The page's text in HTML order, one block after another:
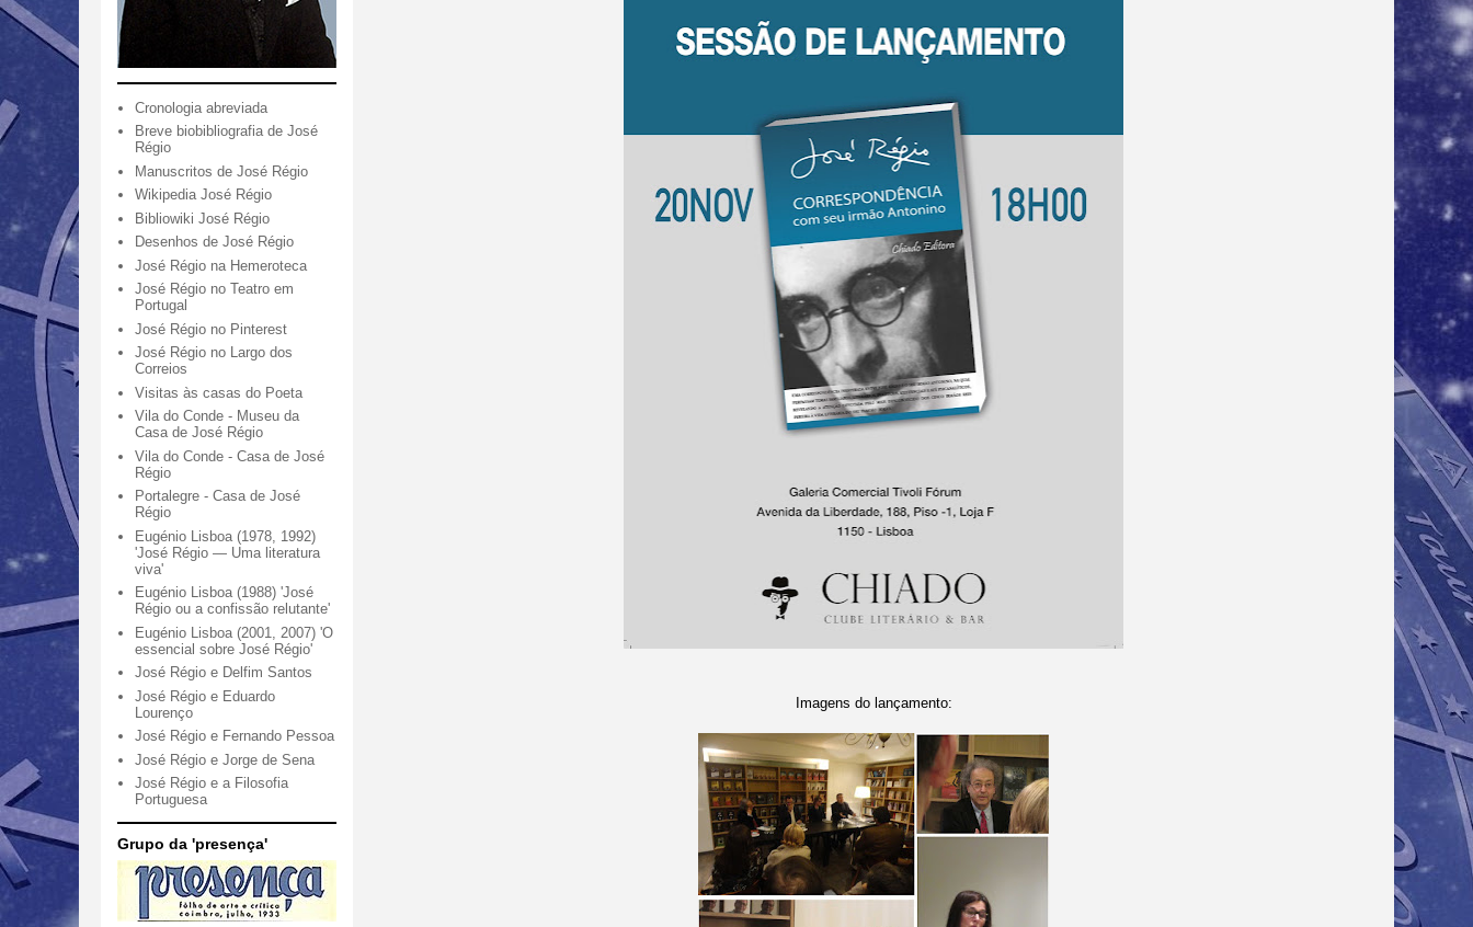
Imagens do lançamento:
Cronologia abreviada
Breve biobibliografia de José
Régio
Manuscritos de José Régio
Wikipedia José Régio
Bibliowiki José Régio
Desenhos de José Régio
José Régio na Hemeroteca
José Régio no Teatro em
Portugal
José Régio no Pinterest
José Régio no Largo dos
Correios
Visitas às casas do Poeta
Vila do Conde - Museu da
Casa de José Régio
Vila do Conde - Casa de José
Régio
Portalegre - Casa de José
Régio
Eugénio Lisboa (1978, 1992)
'José Régio — Uma literatura
viva'
Eugénio Lisboa (1988) 'José
Régio ou a confissão relutante'
Eugénio Lisboa (2001, 2007) 'O
essencial sobre José Régio'
José Régio e Delfim Santos
José Régio e Eduardo
Lourenço
José Régio e Fernando Pessoa
José Régio e Jorge de Sena
José Régio e a Filosofia
Portuguesa
Grupo da 'presença'